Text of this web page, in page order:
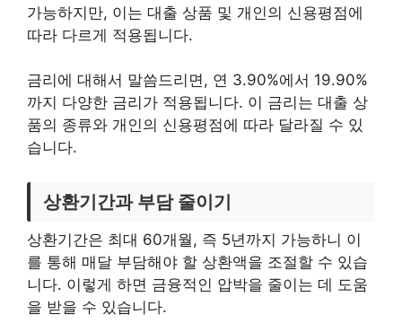
가능하지만, 이는 대출 상품 및 개인의 신용평점에
따라 다르게 적용됩니다.
금리에 대해서 말씀드리면, 연 3.90%에서 19.90%
까지 다양한 금리가 적용됩니다. 이 금리는 대출 상
품의 종류와 개인의 신용평점에 따라 달라질 수 있
습니다.
상환기간과 부담 줄이기
상환기간은 최대 60개월, 즉 5년까지 가능하니 이
를 통해 매달 부담해야 할 상환액을 조절할 수 있습
니다. 이렇게 하면 금융적인 압박을 줄이는 데 도움
을 받을 수 있습니다.